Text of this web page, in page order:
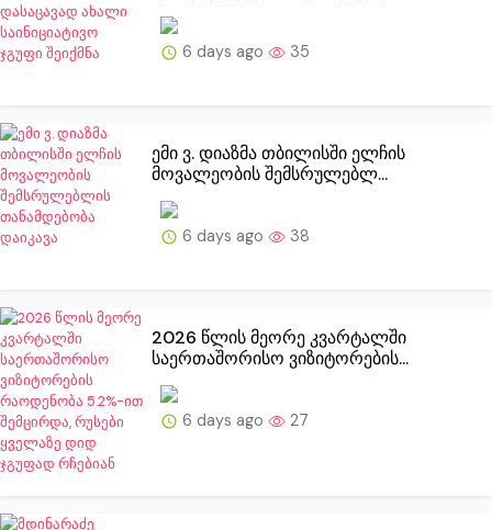
6 days ago 35
ემი ვ. დიაზმა თბილისში ელჩის
მოვალეობის შემსრულებლ...
6 days ago 38
2026 წლის მეორე კვარტალში
საერთაშორისო ვიზიტორების...
6 days ago 27